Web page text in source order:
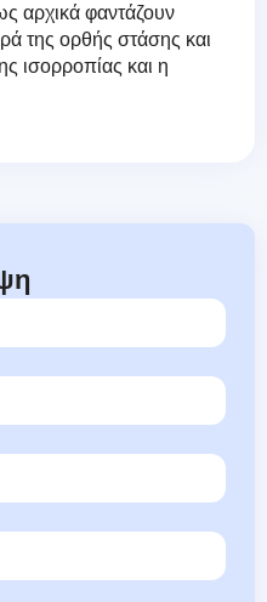
αρχικά φαντάζουν
της ορθής στάσης και
ισορροπίας και η